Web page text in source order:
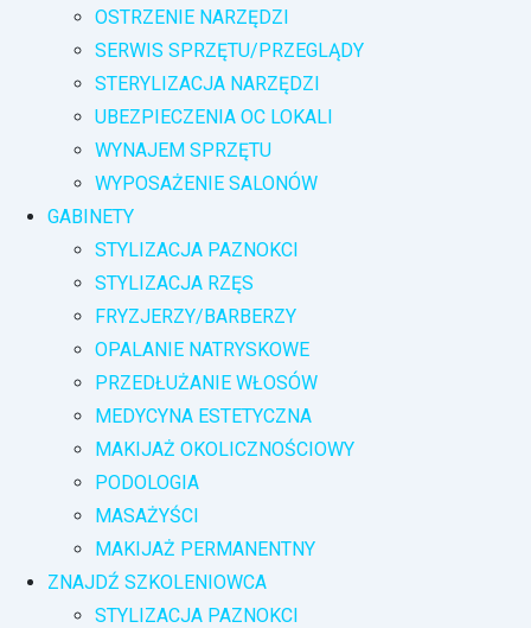
OSTRZENIE NARZĘDZI
SERWIS SPRZĘTU/PRZEGLĄDY
STERYLIZACJA NARZĘDZI
UBEZPIECZENIA OC LOKALI
WYNAJEM SPRZĘTU
WYPOSAŻENIE SALONÓW
GABINETY
STYLIZACJA PAZNOKCI
STYLIZACJA RZĘS
FRYZJERZY/BARBERZY
OPALANIE NATRYSKOWE
PRZEDŁUŻANIE WŁOSÓW
MEDYCYNA ESTETYCZNA
MAKIJAŻ OKOLICZNOŚCIOWY
PODOLOGIA
MASAŻYŚCI
MAKIJAŻ PERMANENTNY
ZNAJDŹ SZKOLENIOWCA
STYLIZACJA PAZNOKCI